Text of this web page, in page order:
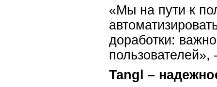
«Мы на пути к
доработки:
Tangl –